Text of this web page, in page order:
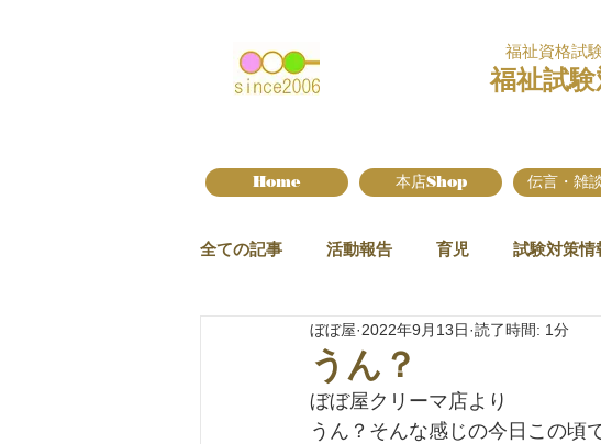
福祉資格試
福祉試
Home 本店Shop 伝言・雑
全ての記事 活動報告 育児 試験対策情
うん？
ぼぼ屋 2022年9月13日 読了時間: 1分
ぼぼ屋クリーマ店より
うん？そんな感じの今日この頃